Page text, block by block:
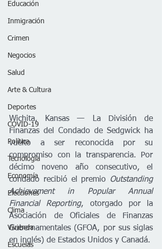
Educación
Inmigración
Crimen
Negocios
Salud
Arte & Cultura
Deportes
COVID-19
Política
Tecnología
Economía
Elecciones
Clima
Vivienda
Escuelas
Wichita, Kansas — La División de
Finanzas del Condado de Sedgwick ha
vuelto a ser reconocida por su
compromiso con la transparencia. Por
décimo noveno año consecutivo, el
condado recibió el premio Outstanding
Achievement in Popular Annual
Financial Reporting, otorgado por la
Asociación de Oficiales de Finanzas
Gubernamentales (GFOA, por sus siglas
en inglés) de Estados Unidos y Canadá.